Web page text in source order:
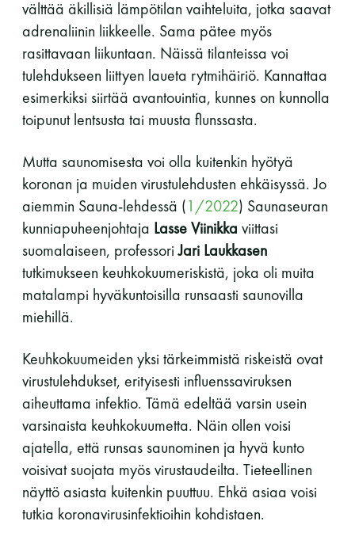
välttää äkillisiä lämpötilan vaihteluita, jotka saavat
adrenaliinin liikkeelle. Sama pätee myös
rasittavaan liikuntaan. Näissä tilanteissa voi
tulehdukseen liittyen laueta rytmihäiriö. Kannattaa
esimerkiksi siirtää avantouintia, kunnes on kunnolla
toipunut lentsusta tai muusta flunssasta.
Mutta saunomisesta voi olla kuitenkin hyötyä
koronan ja muiden virustulehdusten ehkäisyssä. Jo
aiemmin Sauna-lehdessä (1/2022) Saunaseuran
kunniapuheenjohtaja Lasse Viinikka viittasi
suomalaiseen, professoriJari Laukkasen
tutkimukseen keuhkokuumeriskistä, joka oli muita
matalampi hyväkuntoisilla runsaasti saunovilla
miehillä.
Keuhkokuumeiden yksi tärkeimmistä riskeistä ovat
virustulehdukset, erityisesti influenssaviruksen
aiheuttama infektio. Tämä edeltää varsin usein
varsinaista keuhkokuumetta. Näin ollen voisi
ajatella, että runsas saunominen ja hyvä kunto
voisivat suojata myös virustaudeilta. Tieteellinen
näyttö asiasta kuitenkin puuttuu. Ehkä asiaa voisi
tutkia koronavirusinfektioihin kohdistaen.